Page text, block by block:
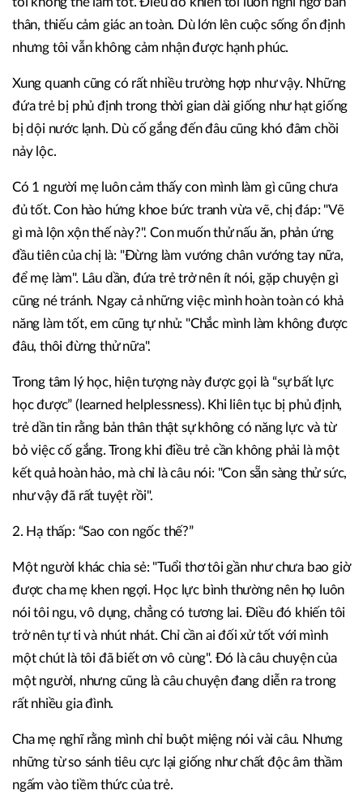
thân, thiếu cảm giác an toàn. Dù lớn lên cuộc sống ổn định
nhưng tôi vẫn không cảm nhận được hạnh phúc.
Xung quanh cũng có rất nhiều trường hợp như vậy. Những
đứa trẻ bị phủ định trong thời gian dài giống như hạt giống
bị dội nước lạnh. Dù cố gắng đến đâu cũng khó đâm chồi
nảy lộc.
Có 1 người mẹ luôn cảm thấy con mình làm gì cũng chưa
đủ tốt. Con hào hứng khoe bức tranh vừa vẽ, chị đáp: "Vẽ
gì mà lộn xộn thế này?". Con muốn thử nấu ăn, phản ứng
đầu tiên của chị là: "Đừng làm vướng chân vướng tay nữa,
để mẹ làm". Lâu dần, đứa trẻ trở nên ít nói, gặp chuyện gì
cũng né tránh. Ngay cả những việc mình hoàn toàn có khả
năng làm tốt, em cũng tự nhủ: "Chắc mình làm không được
đâu, thôi đừng thử nữa".
Trong tâm lý học, hiện tượng này được gọi là “sự bất lực
học được” (learned helplessness). Khi liên tục bị phủ định,
trẻ dần tin rằng bản thân thật sự không có năng lực và từ
bỏ việc cố gắng. Trong khi điều trẻ cần không phải là một
kết quả hoàn hảo, mà chỉ là câu nói: "Con sẵn sàng thử sức,
như vậy đã rất tuyệt rồi".
2. Hạ thấp: “Sao con ngốc thế?”
Một người khác chia sẻ: "Tuổi thơ tôi gần như chưa bao giờ
được cha mẹ khen ngợi. Học lực bình thường nên họ luôn
nói tôi ngu, vô dụng, chẳng có tương lai. Điều đó khiến tôi
trở nên tự ti và nhút nhát. Chỉ cần ai đối xử tốt với mình
một chút là tôi đã biết ơn vô cùng". Đó là câu chuyện của
một người, nhưng cũng là câu chuyện đang diễn ra trong
rất nhiều gia đình.
Cha mẹ nghĩ rằng mình chỉ buột miệng nói vài câu. Nhưng
những từ so sánh tiêu cực lại giống như chất độc âm thầm
ngấm vào tiềm thức của trẻ.